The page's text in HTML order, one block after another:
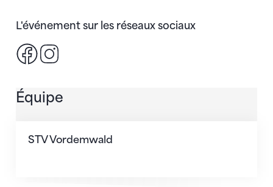
L'événement sur les réseaux sociaux
Facebook
Équipe
STV Vordemwald